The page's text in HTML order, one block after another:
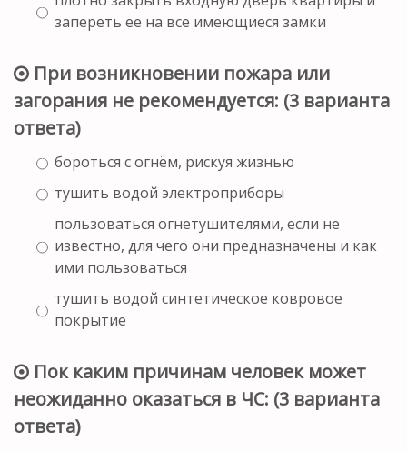
запереть ее на все имеющиеся замки
При возникновении пожара или
загорания не рекомендуется: (3 варианта
ответа)
бороться с огнём, рискуя жизнью
тушить водой электроприборы
пользоваться огнетушителями, если не
известно, для чего они предназначены и как
ими пользоваться
тушить водой синтетическое ковровое
покрытие
Пок каким причинам человек может
неожиданно оказаться в ЧС: (3 варианта
ответа)